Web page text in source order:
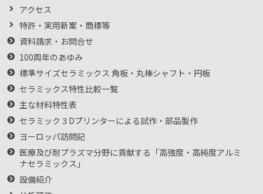
アクセス
特許・実用新案・商標等
資料請求・お問合せ
100周年のあゆみ
標準サイズセラミックス 角板・丸棒シャフト・円板
セラミックス特性比較一覧
主な材料特性表
セラミック３Dプリンターによる試作・部品製作
ヨーロッパ訪問記
医療及び耐プラズマ分野に貢献する「高強度・高純度アルミ
ナセラミックス」
設備紹介